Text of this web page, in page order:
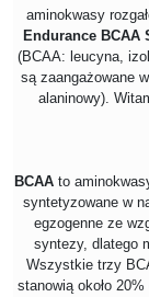
aminokwasy
Endurance BCAA
(BCAA: leucyna,
są zaangażowane
alaninowy).
BCAA to
syntetyzowane w
egzogenne ze
syntezy, dlatego
Wszystkie trzy
stanowią około